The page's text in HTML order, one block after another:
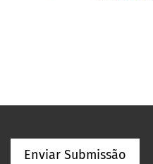
Enviar Submissão